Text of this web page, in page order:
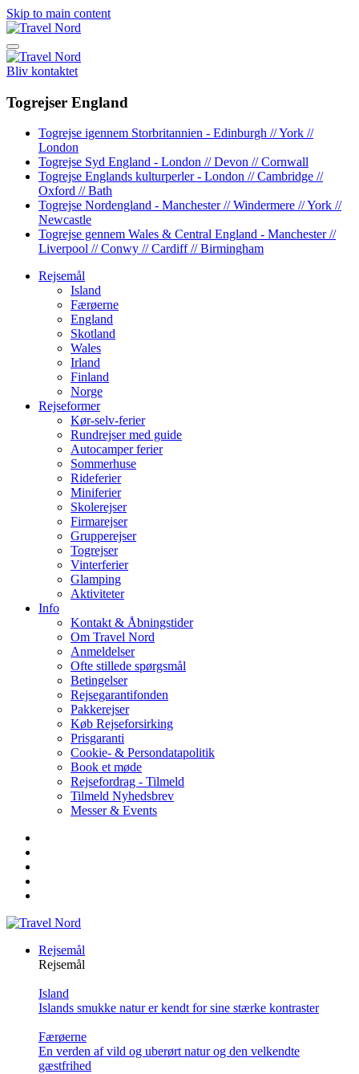
Skip to main content
Bliv kontaktet
Togrejser England
Togrejse igennem Storbritannien - Edinburgh // York //
London
Togrejse Syd England - London // Devon // Cornwall
Togrejse Englands kulturperler - London // Cambridge //
Oxford // Bath
Togrejse Nordengland - Manchester // Windermere // York //
Newcastle
Togrejse gennem Wales & Central England - Manchester //
Liverpool // Conwy // Cardiff // Birmingham
Rejsemål
Island
Færøerne
England
Skotland
Wales
Irland
Finland
Norge
Rejseformer
Kør-selv-ferier
Rundrejser med guide
Autocamper ferier
Sommerhuse
Rideferier
Miniferier
Skolerejser
Firmarejser
Grupperejser
Togrejser
Vinterferier
Glamping
Aktiviteter
Info
Kontakt & Åbningstider
Om Travel Nord
Anmeldelser
Ofte stillede spørgsmål
Betingelser
Rejsegarantifonden
Pakkerejser
Køb Rejseforsirking
Prisgaranti
Cookie- & Persondatapolitik
Book et møde
Rejsefordrag - Tilmeld
Tilmeld Nyhedsbrev
Messer & Events
Rejsemål
Rejsemål
Island
Islands smukke natur er kendt for sine stærke kontraster
Færøerne
En verden af vild og uberørt natur og den velkendte
gæstfrihed